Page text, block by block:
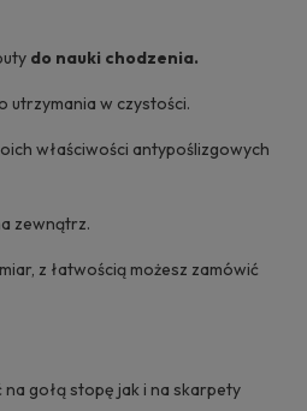
do nauki chodzenia.
utrzymania w czystości.
właściwości antypoślizgowych
zewnątrz.
z łatwością możesz zamówić
na gołą stopę jak i na skarpety